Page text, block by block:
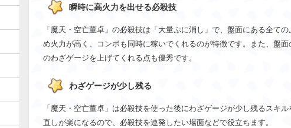
瞬時に高火力を出せる必殺技
「魔天・空亡董卓」の必殺技は「大量ぷに消し」で、盤面にある全て
め火力が高く、コンボも同時に稼いでくれるのが特徴です。また、盤
のわざゲージを上げてくれる点も優秀です。
わざゲージが少し残る
「魔天・空亡董卓」は必殺技を使った後にわざゲージが少し残るスキ
直しが楽になるので、必殺技を連発したい場面などで役立ちます。